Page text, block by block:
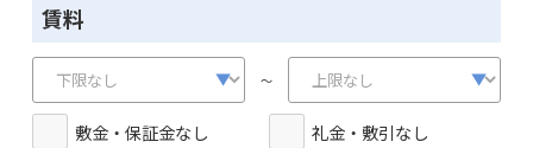
賃料
～
敷金・保証金なし
礼金・敷引なし